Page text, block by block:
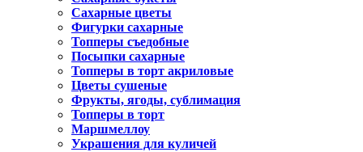
Сахарные цветы
Фигурки сахарные
Топперы съедобные
Посыпки сахарные
Топперы в торт акриловые
Цветы сушеные
Фрукты, ягоды, сублимация
Топперы в торт
Маршмеллоу
Украшения для куличей